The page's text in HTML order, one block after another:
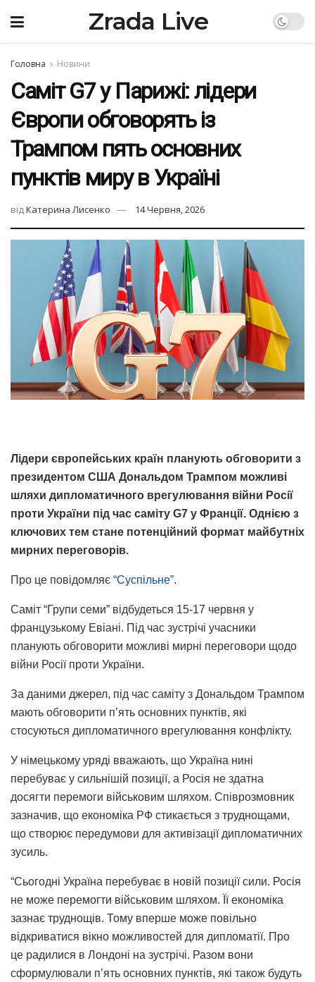
Zrada Live
Головна Новини
Саміт G7 у Парижі: лідери
Європи обговорять із
Трампом пять основних
пунктів миру в Україні
відКатерина Лисенко 14 Червня, 2026
Лідери європейських країн планують обговорити з
президентом США Дональдом Трампом можливі
шляхи дипломатичного врегулювання війни Росії
проти України під час саміту G7 у Франції. Однією з
ключових тем стане потенційний формат майбутніх
мирних переговорів.
Про це повідомляє “Суспільне”.
Саміт “Групи семи” відбудеться 15-17 червня у
французькому Евіані. Під час зустрічі учасники
планують обговорити можливі мирні переговори щодо
війни Росії проти України.
За даними джерел, під час саміту з Дональдом Трампом
мають обговорити п’ять основних пунктів, які
стосуються дипломатичного врегулювання конфлікту.
У німецькому уряді вважають, що Україна нині
перебуває у сильнішій позиції, а Росія не здатна
досягти перемоги військовим шляхом. Співрозмовник
зазначив, що економіка РФ стикається з труднощами,
що створює передумови для активізації дипломатичних
зусиль.
“Сьогодні Україна перебуває в новій позиції сили. Росія
не може перемогти військовим шляхом. Її економіка
зазнає труднощів. Тому вперше може повільно
відкриватися вікно можливостей для дипломатії. Про
це радилися в Лондоні на зустрічі. Разом вони
сформулювали п’ять основних пунктів, які також будуть